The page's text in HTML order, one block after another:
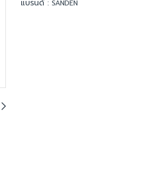
แบรนด์ : SANDEN